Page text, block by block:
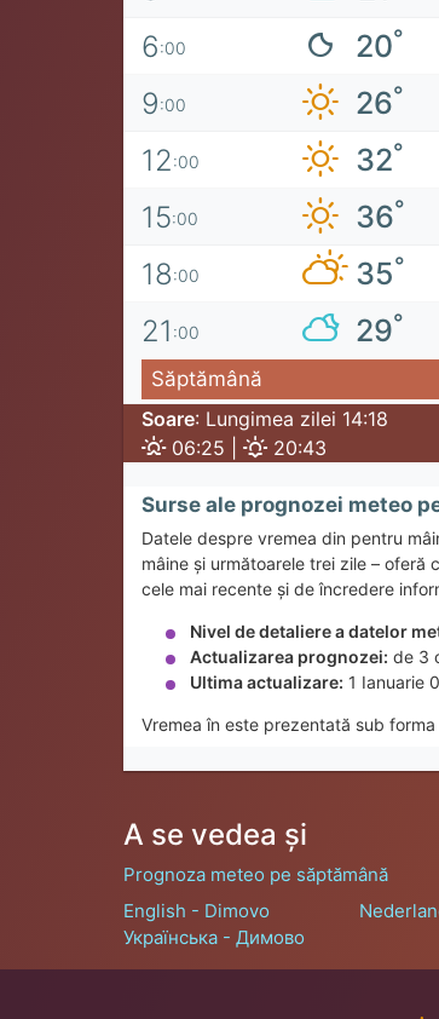
6:00 20°
9:00 26°
12:00 32°
15:00 36°
18:00 35°
21 :00 29°
Săptămână
Soare: Lungimea zilei 14:18
06:25 |
20:43
Surse ale prognozei meteo
Datele despre vremea din pentru
mâine și următoarele trei zile –
cele mai recente și de încredere
Nivel de detaliere a datelor
Actualizarea prognozei: de 3
Ultima actualizare: 1 Ianuarie
Vremea în este prezentată sub
A se vedea și
Prognoza meteo pe săptămână
English - Dimovo
Українська - Димово